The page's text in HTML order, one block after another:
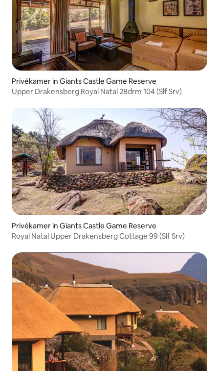
Privékamer in Giants Castle Game Reserve
Upper Drakensberg Royal Natal 2Bdrm 104 (Slf Srv)
Privékamer in Giants Castle Game Reserve
Royal Natal Upper Drakensberg Cottage 99 (Slf Srv)